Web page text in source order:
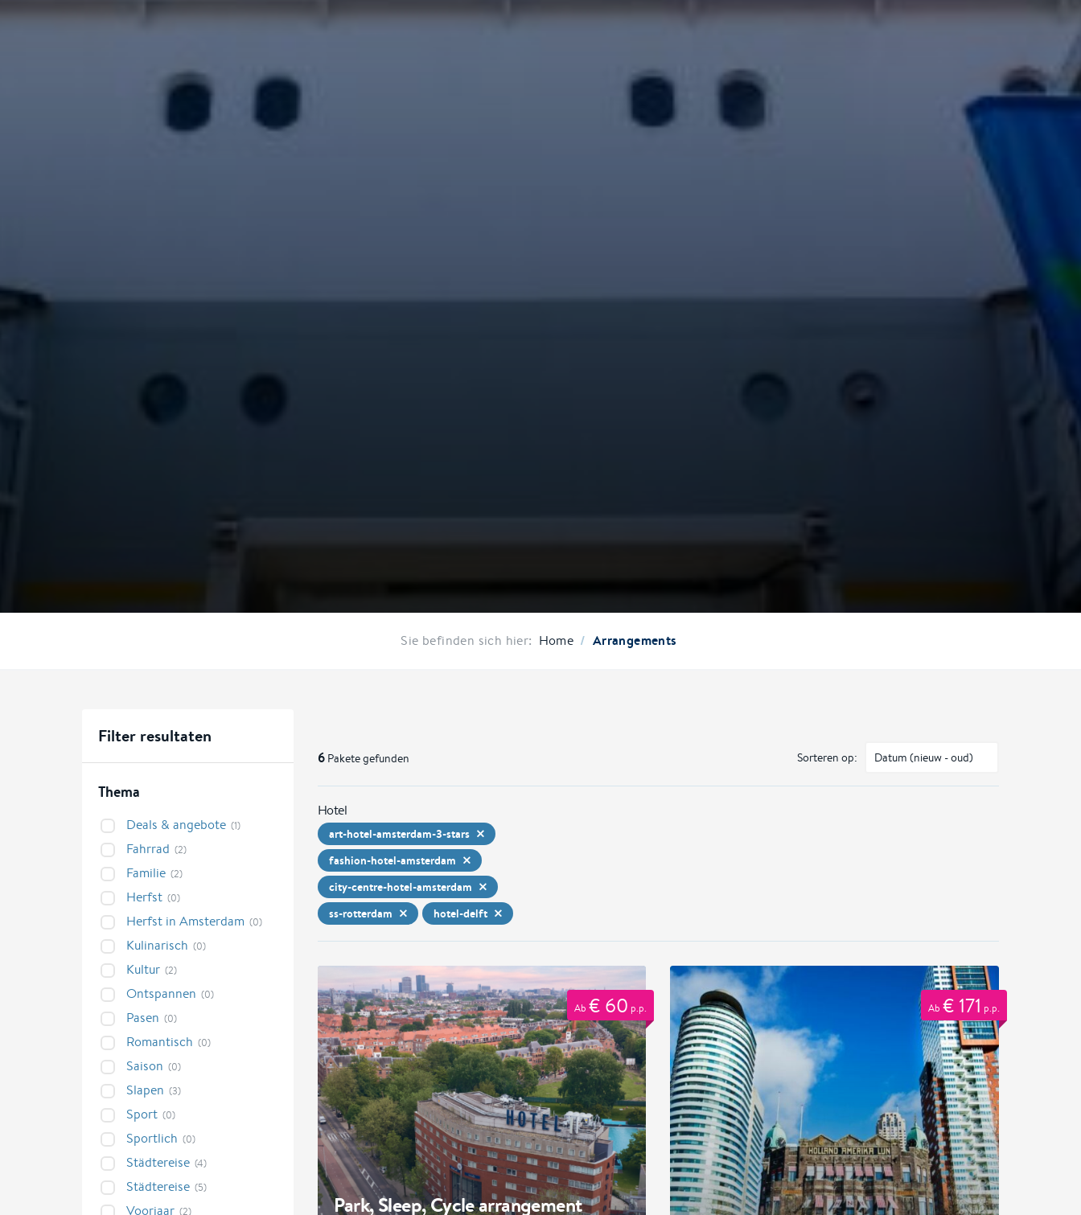
Sie befinden sich hier: Home / Arrangements
Filter resultaten
Thema
Deals & angebote (1)
Fahrrad (2)
Familie (2)
Herfst (0)
Herfst in Amsterdam (0)
Kulinarisch (0)
Kultur (2)
Ontspannen (0)
Pasen (0)
Romantisch (0)
Saison (0)
Slapen (3)
Sport (0)
Sportlich (0)
Städtereise (4)
Städtereise (5)
Voorjaar (2)
6Pakete gefunden Sorteren op:
Hotel
art-hotel-amsterdam-3-stars
fashion-hotel-amsterdam
city-centre-hotel-amsterdam
ss-rotterdam
hotel-delft
Park, Sleep, Cycle arrangement
Ab€ 60 p.p. Ab € 171 p.p.